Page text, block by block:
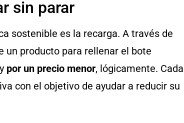
sin parar
sostenible es la recarga. A través de
un producto para rellenar el bote
por un precio menor, lógicamente. Cada
con el objetivo de ayudar a reducir su